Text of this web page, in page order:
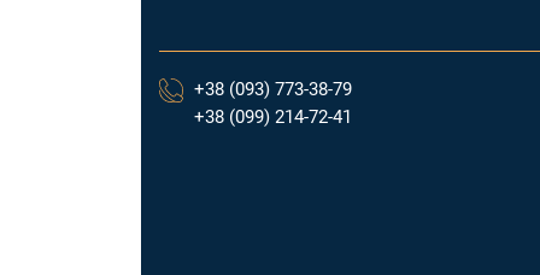
+38 (093) 773-38-79
+38 (099) 214-72-41